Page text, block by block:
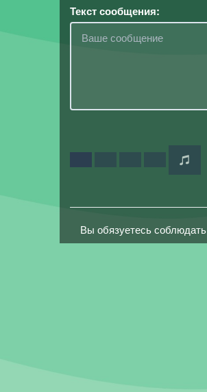
Текст сообщения:
Вы обязуетесь соблюдать